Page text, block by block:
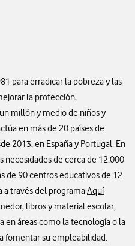
para erradicar la pobreza y las
la protección,
millón y medio de niños y
en más de 20 países de
2013, en España y Portugal. En
necesidades de cerca de 12.000
de 90 centros educativos de 12
a través del programaAquí
libros y material escolar;
en áreas como la tecnología o la
fomentar su empleabilidad.